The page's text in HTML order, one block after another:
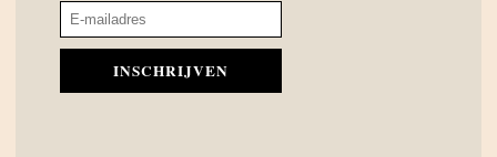
INSCHRIJVEN